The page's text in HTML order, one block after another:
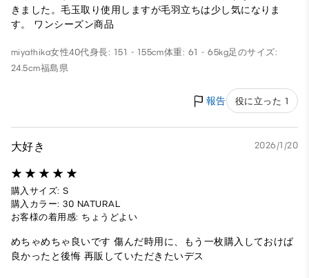
きました。毛玉取り使用しますが毛羽立ちは少し気になりま
す。 ワンシーズン商品
miyathika女性40代身長: 151 - 155cm体重: 61 - 65kg足のサイズ:
24.5cm福島県
報告 役に立った 1
大好き 2026/1/20
購入サイズ: S
購入カラー: 30 NATURAL
お客様の着用感: ちょうどよい
めちゃめちゃ良いです 傷んだ時用に、もう一枚購入しておけば
良かったと後悔 再販していただきたいデス